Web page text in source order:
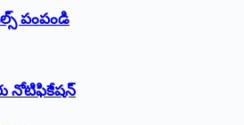
పంపండి
నోటిఫికేషన్‌